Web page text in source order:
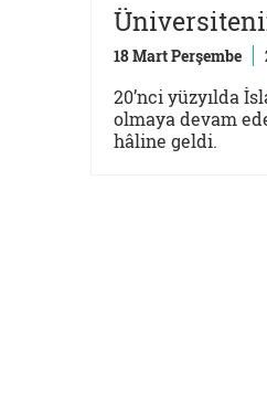
18 Mart Perşembe
20’nci yüzyılda
olmaya devam
hâline geldi.